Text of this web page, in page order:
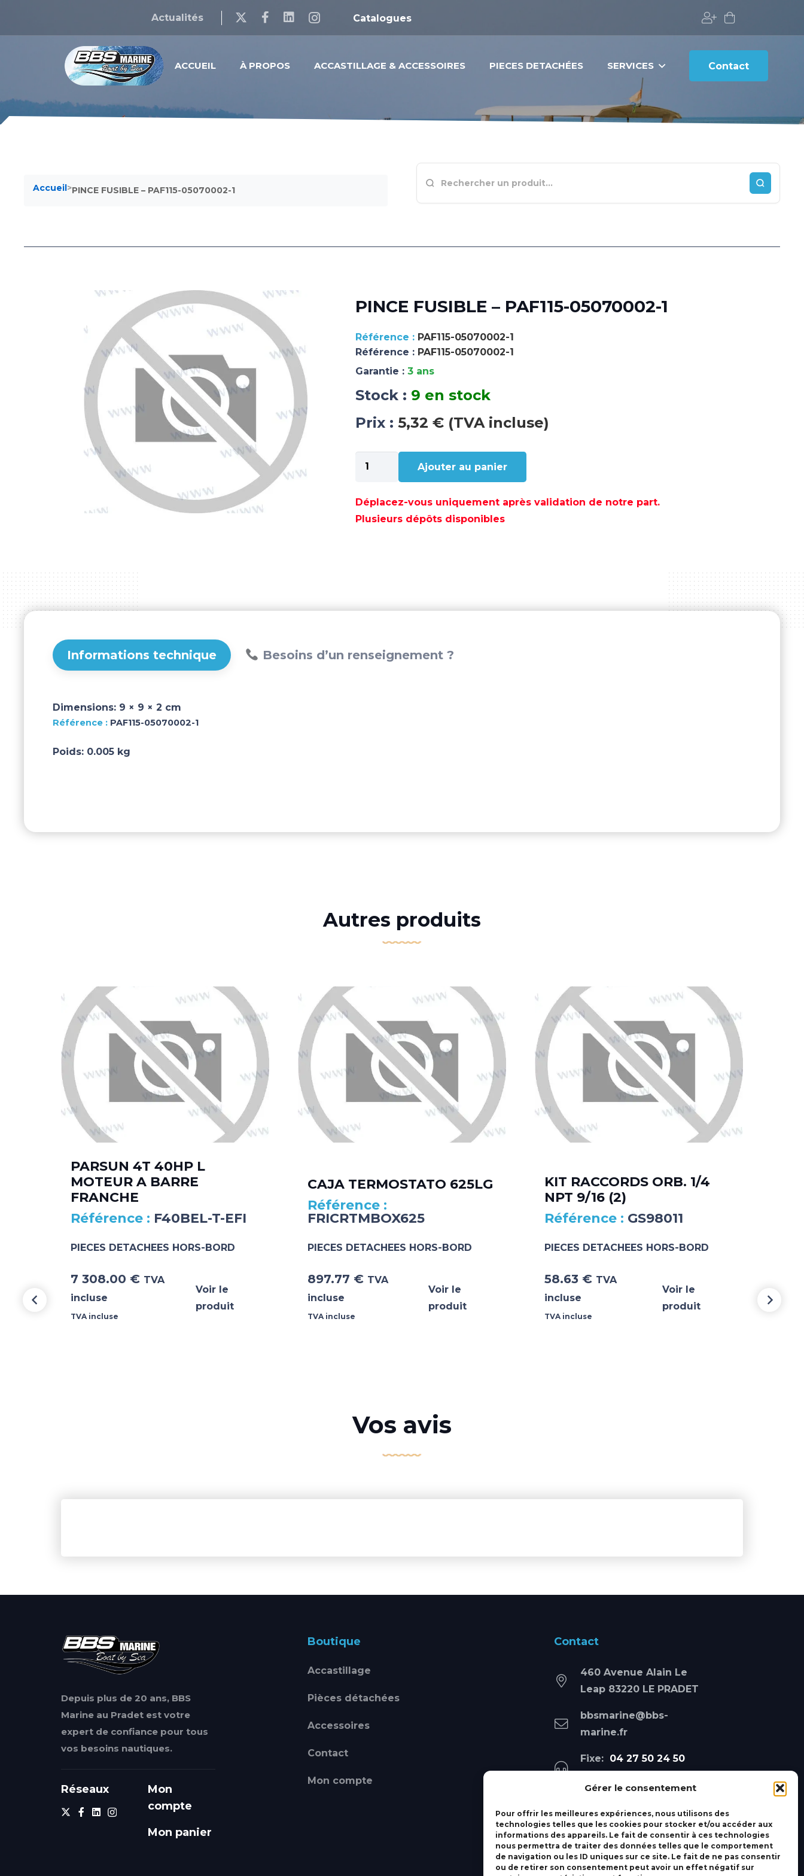
Gérer le consentement
Pour offrir les meilleures expériences, nous utilisons des
technologies telles que les cookies pour stocker et/ou accéder aux
informations des appareils. Le fait de consentir à ces technologies
nous permettra de traiter des données telles que le comportement
de navigation ou les ID uniques sur ce site. Le fait de ne pas consentir
ou de retirer son consentement peut avoir un effet négatif sur
Actualités Catalogues
ACCUEIL À PROPOS ACCASTILLAGE & ACCESSOIRES PIECES DETACHÉES SERVICES Contact
Accueil>PINCE FUSIBLE – PAF115-05070002-1
PINCE FUSIBLE – PAF115-05070002-1
PAF115-05070002-1
Référence : PAF115-05070002-1
Garantie : 3 ans
Stock : 9 en stock
Prix : 5,32 € (TVA incluse)
quantité
de
FUSIBLE
–
Ajouter au panier
Déplacez-vous uniquement après validation de notre part.
Plusieurs dépôts disponibles
Informations technique Besoins d’un renseignement ?
Dimensions: 9 × 9 × 2 cm
PAF115-05070002-1
Poids: 0.005 kg
Autres produits
PARSUN 4T 40HP L
MOTEUR A BARRE
FRANCHE
F40BEL-T-EFI
PIECES DETACHEES HORS-BORD
7 308.00 € TVA
incluse
TVA incluse
Voir le
produit
CAJA TERMOSTATO 625LG
FRICRTMBOX625
PIECES DETACHEES HORS-BORD
897.77 € TVA
incluse
TVA incluse
Voir le
produit
KIT RACCORDS ORB. 1/4
NPT 9/16 (2)
GS98011
PIECES DETACHEES HORS-BORD
58.63 € TVA
incluse
TVA incluse
Voir le
produit
Vos avis
Depuis plus de 20 ans, BBS
Marine au Pradet est votre
expert de confiance pour tous
vos besoins nautiques.
Réseaux
Mon
compte
Mon panier
Boutique
Accastillage
Pièces détachées
Accessoires
Contact
Mon compte
Contact
460 Avenue Alain Le
Leap 83220 LE PRADET
bbsmarine@bbs-
marine.fr
Fixe: 04 27 50 24 50